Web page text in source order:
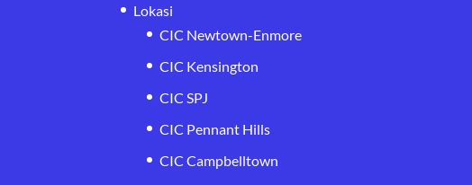
Lokasi
CIC Newtown-Enmore
CIC Kensington
CIC SPJ
CIC Pennant Hills
CIC Campbelltown